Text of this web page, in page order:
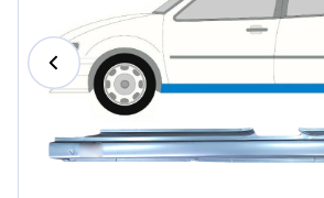
Magyar
Lietuvių
Hrvatski
Slovenian